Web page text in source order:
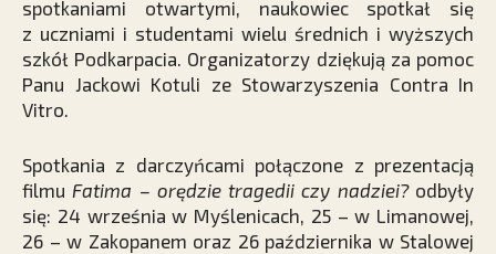
spotkaniami otwartymi, naukowiec spotkał się
z uczniami i studentami wielu średnich i wyższych
szkół Podkarpacia. Organizatorzy dziękują za pomoc
Panu Jackowi Kotuli ze Stowarzyszenia Contra In
Vitro.
Spotkania z darczyńcami połączone z prezentacją
filmu Fatima – orędzie tragedii czy nadziei? odbyły
się: 24 września w Myślenicach, 25 – w Limanowej,
26 – w Zakopanem oraz 26 października w Stalowej